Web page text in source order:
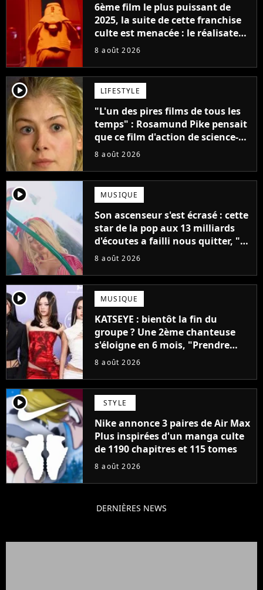
6ème film le plus puissant de
2025, la suite de cette franchise
culte est menacée : le réalisateur
claque la porte pour "différends
8 août 2026
player2 LIFESTYLE
"L'un des pires films de tous les
temps" : Rosamund Pike pensait
que ce film d'action de science-
fiction avec Dwayne Johnson
8 août 2026
player2 MUSIQUE
Son ascenseur s'est écrasé : cette
star de la pop aux 13 milliards
d'écoutes a failli nous quitter, "Je
pensais ne plus jamais chanter"
8 août 2026
player2 MUSIQUE
KATSEYE : bientôt la fin du
groupe ? Une 2ème chanteuse
s'éloigne en 6 mois, "Prendre
cette décision n’a pas été facile"
8 août 2026
player2 STYLE
Nike annonce 3 paires de Air Max
Plus inspirées d'un manga culte
de 1190 chapitres et 115 tomes
8 août 2026
DERNIÈRES NEWS